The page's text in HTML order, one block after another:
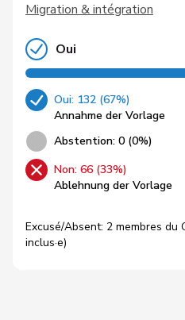
Migration & intégration
Oui
Oui: 132 (67%)
Annahme der Vorlage
Abstention: 0 (0%)
Non: 66 (33%)
Ablehnung der Vorlage
Excusé/Absent: 2 membres du
inclus·e)